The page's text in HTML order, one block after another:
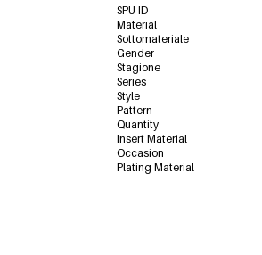
SPU ID
Material
Sottomateriale
Gender
Stagione
Series
Style
Pattern
Quantity
Insert Material
Occasion
Plating Material